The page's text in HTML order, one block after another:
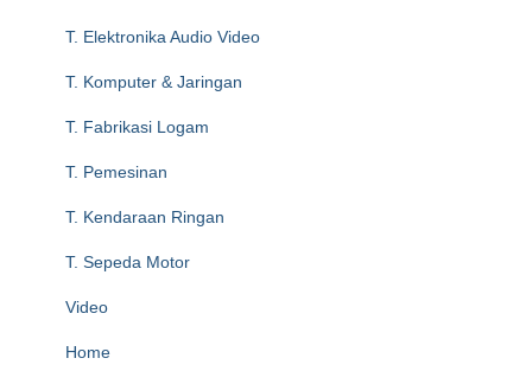
T. Elektronika Audio Video
T. Komputer & Jaringan
T. Fabrikasi Logam
T. Pemesinan
T. Kendaraan Ringan
T. Sepeda Motor
Video
Home